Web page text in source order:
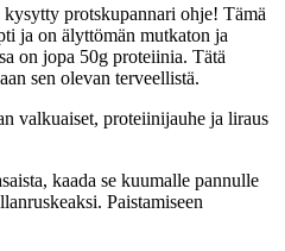
kysytty protskupannari ohje! Tämä
ja on älyttömän mutkaton ja
on jopa 50g proteiinia. Tätä
sen olevan terveellistä.
valkuaiset, proteiinijauhe ja liraus
kaada se kuumalle pannulle
Paistamiseen